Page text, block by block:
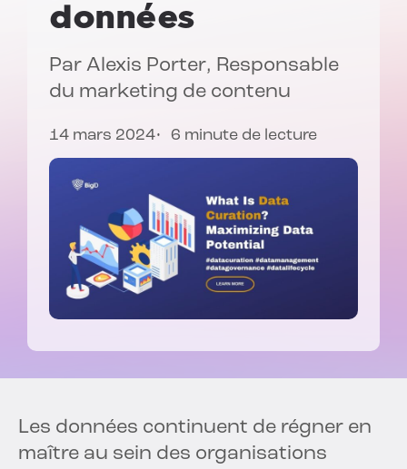
données
Par Alexis Porter, Responsable
du marketing de contenu
14 mars 2024 6 minute de lecture
Les données continuent de régner en
maître au sein des organisations